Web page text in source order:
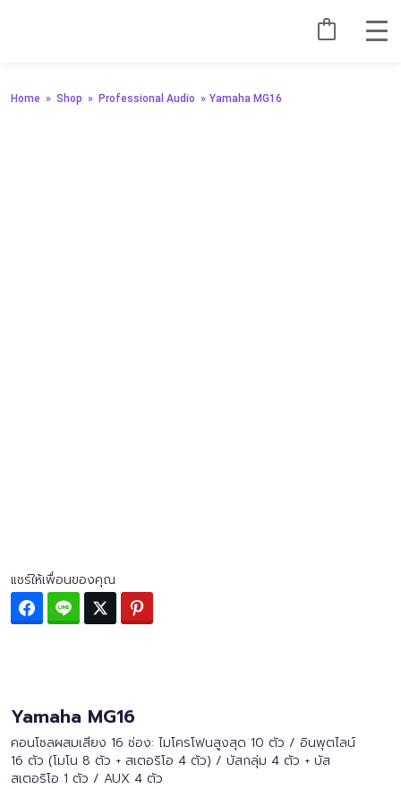
Home » Shop » Professional Audio » Yamaha MG16
แชร์ให้เพื่อนของคุณ
Facebook
Line Twitter
Yamaha MG16
คอนโซลผสมเสียง 16 ช่อง: ไมโครโฟนสูงสุด 10 ตัว / อินพุตไลน์
16 ตัว (โมโน 8 ตัว + สเตอริโอ 4 ตัว) / บัสกลุ่ม 4 ตัว + บัส
สเตอริโอ 1 ตัว / AUX 4 ตัว